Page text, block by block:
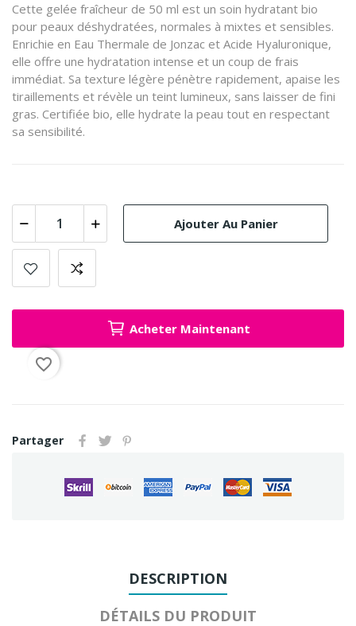
Cette gelée fraîcheur de 50 ml est un soin hydratant bio
pour peaux déshydratées, normales à mixtes et sensibles.
Enrichie en Eau Thermale de Jonzac et Acide Hyaluronique,
elle offre une hydratation intense et un coup de frais
immédiat. Sa texture légère pénètre rapidement, apaise les
tiraillements et révèle un teint lumineux, sans laisser de fini
gras. Certifiée bio, elle hydrate la peau tout en respectant
sa sensibilité.
Ajouter Au Panier
Acheter Maintenant
favorite_border
Partager
DESCRIPTION
DÉTAILS DU PRODUIT